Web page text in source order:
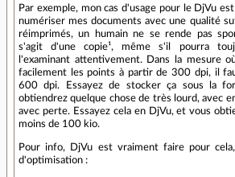
Par exemple, mon cas d'usage pour le DjVu
numériser mes documents avec une qualité
réimprimés, un humain ne se rende pas
s'agit d'une copie¹, même s'il pourra
l'examinant attentivement. Dans la mesure
facilement les points à partir de 300 dpi, il
600 dpi. Essayez de stocker ça sous la
obtiendrez quelque chose de très lourd, avec
avec perte. Essayez cela en DjVu, et vous
moins de 100 kio.
Pour info, DjVu est vraiment faire pour
d'optimisation :